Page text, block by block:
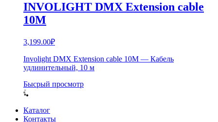
INVOLIGHT DMX Extension cable
10M
3,199.00₽
Involight DMX Extension cable 10M — Кабель
удлинительный, 10 м
Бысрый просмотр
Каталог
Контакты